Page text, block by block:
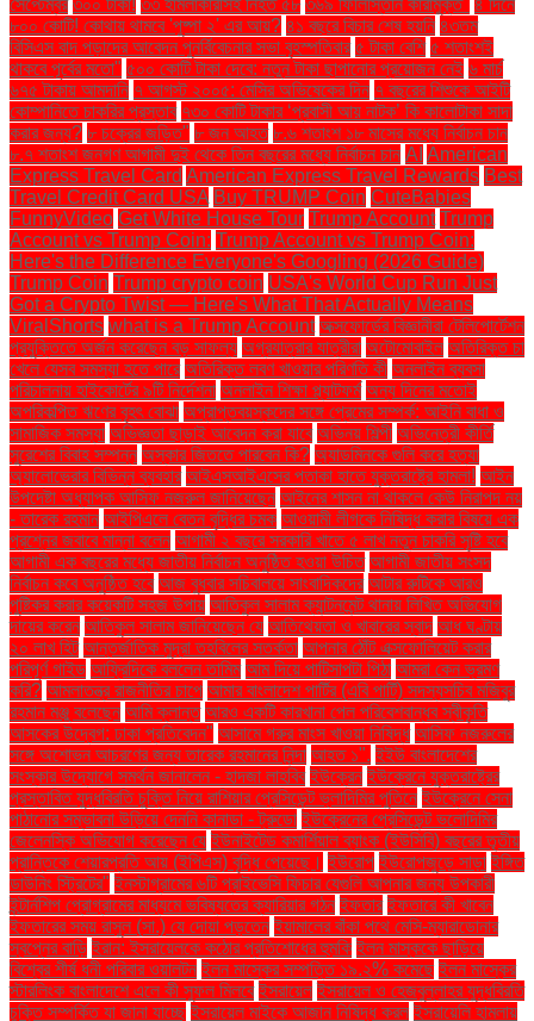
৮০০ কোটি! কোথায় থামবে 'পুষ্পা ২' এর আয়? ৪১ বছরে বিচার শেষ হয়নি ৪৩তম
বিসিএস বাদ পড়াদের আবেদন পুনর্বিবেচনার সভা বৃহস্পতিবার ৫ টাকা বেশি ৫ শতাংশই
থাকবে পূর্বের মতো" ৫০০ কোটি টাকা দেবে: নতুন টাকা ছাপানোর প্রয়োজন নেই ৬ মার্চ
৬৭৫ টাকায় আমদানি ৭ আগস্ট ২০০৫: মেসির অভিষেকের দিন ৭ বছরের শিশুকে আইটি
কোম্পানিতে চাকরির প্রস্তাব ৭৩০ কোটি টাকার ‘প্রবাসী আয় নাটক’ কি কালোটাকা সাদা
করার জন্য? ৮ চক্রের জড়িত" ৮ জন আহত ৮.৬ শতাংশ ১৮ মাসের মধ্যে নির্বাচন চান
৮.৭ শতাংশ জনগণ আগামী দুই থেকে তিন বছরের মধ্যে নির্বাচন চান AI American
Express Travel Card American Express Travel Rewards Best
Travel Credit Card USA Buy TRUMP Coin CuteBabies
FunnyVideo Get White House Tour Trump Account Trump
Account vs Trump Coin: Trump Account vs Trump Coin:
Here's the Difference Everyone's Googling (2026 Guide)
Trump Coin Trump crypto coin USA's World Cup Run Just
Got a Crypto Twist — Here's What That Actually Means
ViralShorts what is a Trump Account অক্সফোর্ডের বিজ্ঞানীরা টেলিপোর্টেশন
প্রযুক্তিতে অর্জন করেছেন বড় সাফল্য অগ্রযাত্রার যাত্রীরা অটোমোবাইল অতিরিক্ত চা
খেলে যেসব সমস্যা হতে পারে অতিরিক্ত লবণ খাওয়ার পরিণতি কী অনলাইন ব্যবসা
পরিচালনায় হাইকোর্টের ৯টি নির্দেশনা অনলাইন শিক্ষা প্ল্যাটফর্ম অন্য দিনের মতোই
অপরিকল্পিত ঋণের বৃহৎ বোঝা অপ্রাপ্তবয়স্কদের সঙ্গে প্রেমের সম্পর্ক: আইনি বাধা ও
সামাজিক সমস্যা অভিজ্ঞতা ছাড়াই আবেদন করা যাবে অভিনয় শিল্পী অভিনেত্রী কীর্তি
সুরেশের বিবাহ সম্পন্ন অস্কার জিততে পারবেন কি? অ্যাডমিনকে গুলি করে হত্যা
অ্যালোভেরার বিভিন্ন ব্যবহার আইএসআইএসের পতাকা হাতে যুক্তরাষ্ট্রে হামলা! আইন
উপদেষ্টা অধ্যাপক আসিফ নজরুল জানিয়েছেন আইনের শাসন না থাকলে কেউ নিরাপদ নয়
- তারেক রহমান আইপিএলে বেতন বৃদ্ধির চমক আওয়ামী লীগকে নিষিদ্ধ করার বিষয়ে এক
প্রশ্নের জবাবে মান্না বলেন আগামী ২ বছরে সরকারি খাতে ৫ লাখ নতুন চাকরি সৃষ্টি হবে
আগামী এক বছরের মধ্যে জাতীয় নির্বাচন অনুষ্ঠিত হওয়া উচিত আগামী জাতীয় সংসদ
নির্বাচন কবে অনুষ্ঠিত হবে আজ বুধবার সচিবালয়ে সাংবাদিকদের আটার রুটিকে আরও
পুষ্টিকর করার কয়েকটি সহজ উপায় আতিকুল সালাম ক্যান্টনমেন্ট থানায় লিখিত অভিযোগ
দায়ের করেন আতিকুল সালাম জানিয়েছেন যে আতিথেয়তা ও খাবারের স্বাদ আধ ঘণ্টায়
২০ লাখ হিট আন্তর্জাতিক মুদ্রা তহবিলের সতর্কতা আপনার ঠোঁট এক্সফোলিয়েট করার
পরিপূর্ণ গাইড আফ্রিদিকে বললেন তামিম আম দিয়ে পাটিসাপটা পিঠা আমরা কেন ভ্রমণ
করি? আমলাতন্ত্র রাজনীতির চাপে আমার বাংলাদেশ পার্টির (এবি পার্টি) সদস্যসচিব মজিবুর
রহমান মঞ্জু বলেছেন আমি ক্লান্ত আরও একটি কারখানা পেল পরিবেশবান্ধব স্বীকৃতি
আসকের উদ্বেগ: ঢাকা প্রতিবেদন" আসামে গরুর মাংস খাওয়া নিষিদ্ধ আসিফ নজরুলের
সঙ্গে অশোভন আচরণের জন্য তারেক রহমানের নিন্দা আহত ১". ইইউ বাংলাদেশের
সংস্কার উদ্যোগে সমর্থন জানালেন - হাদজা লাহবিব ইউক্রেন ইউক্রেনে যুক্তরাষ্ট্রের
প্রস্তাবিত যুদ্ধবিরতি চুক্তি নিয়ে রাশিয়ার প্রেসিডেন্ট ভ্লাদিমির পুতিনে ইউক্রেনে সেনা
পাঠানোর সম্ভাবনা উড়িয়ে দেননি কানাডা - ট্রুডো ইউক্রেনের প্রেসিডেন্ট ভলোদিমির
জেলেনস্কি অভিযোগ করেছেন যে ইউনাইটেড কমার্শিয়াল ব্যাংক (ইউসিবি) বছরের তৃতীয়
প্রান্তিকে শেয়ারপ্রতি আয় (ইপিএস) বৃদ্ধি পেয়েছে। ইউরোপ ইউরোপজুড়ে সাড়া ইঙ্গিত
ডাউনিং স্ট্রিটের" ইনস্টাগ্রামের ৬টি প্রাইভেসি ফিচার যেগুলি আপনার জন্য উপকারী
ইন্টার্নশিপ প্রোগ্রামের মাধ্যমে ভবিষ্যতের ক্যারিয়ার গঠন ইফতার ইফতারে কী খাবেন
ইফতারের সময় রাসুল (সা.) যে দোয়া পড়তেন ইয়ামালের বাঁকা পথে মেসি-ম্যারাডোনার
স্বপ্নের বাড়ি ইরান: ইসরায়েলকে কঠোর প্রতিশোধের হুমকি ইলন মাস্ককে ছাড়িয়ে
বিশ্বের শীর্ষ ধনী পরিবার ওয়ালটন ইলন মাস্কের সম্পত্তি ১৯.২% কমেছে ইলন মাস্কের
স্টারলিংক বাংলাদেশে এলে কী সুফল মিলবে ইসরায়েল ইসরায়েল ও হেজবুল্লাহর যুদ্ধবিরতি
চুক্তি সম্পর্কিত যা জানা যাচ্ছে ইসরায়েল মাইকে আজান নিষিদ্ধ করল ইসরায়েলি হামলায়